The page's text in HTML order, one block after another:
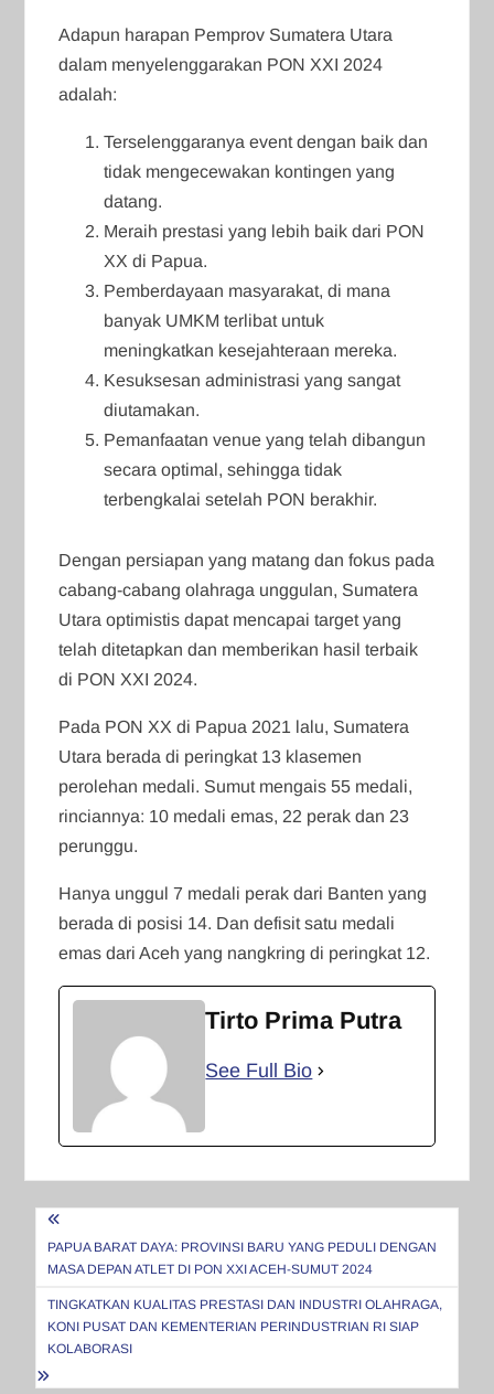
Adapun harapan Pemprov Sumatera Utara
dalam menyelenggarakan PON XXI 2024
adalah:
Terselenggaranya event dengan baik dan
tidak mengecewakan kontingen yang
datang.
Meraih prestasi yang lebih baik dari PON
XX di Papua.
Pemberdayaan masyarakat, di mana
banyak UMKM terlibat untuk
meningkatkan kesejahteraan mereka.
Kesuksesan administrasi yang sangat
diutamakan.
Pemanfaatan venue yang telah dibangun
secara optimal, sehingga tidak
terbengkalai setelah PON berakhir.
Dengan persiapan yang matang dan fokus pada
cabang-cabang olahraga unggulan, Sumatera
Utara optimistis dapat mencapai target yang
telah ditetapkan dan memberikan hasil terbaik
di PON XXI 2024.
Pada PON XX di Papua 2021 lalu, Sumatera
Utara berada di peringkat 13 klasemen
perolehan medali. Sumut mengais 55 medali,
rinciannya: 10 medali emas, 22 perak dan 23
perunggu.
Hanya unggul 7 medali perak dari Banten yang
berada di posisi 14. Dan defisit satu medali
emas dari Aceh yang nangkring di peringkat 12.
Tirto Prima Putra
See Full Bio
Navigasi
pos
PAPUA BARAT DAYA: PROVINSI BARU YANG PEDULI DENGAN
MASA DEPAN ATLET DI PON XXI ACEH-SUMUT 2024
TINGKATKAN KUALITAS PRESTASI DAN INDUSTRI OLAHRAGA,
KONI PUSAT DAN KEMENTERIAN PERINDUSTRIAN RI SIAP
KOLABORASI